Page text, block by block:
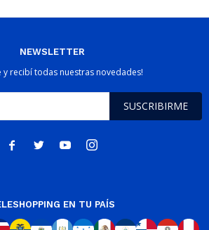
NEWSLETTER
y recibí todas nuestras novedades!
SUSCRIBIRME
   
EN TU PAÍS